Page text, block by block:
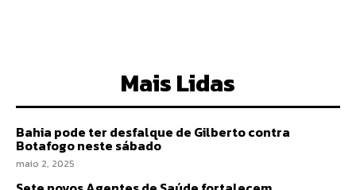
Mais Lidas
Bahia pode ter desfalque de Gilberto contra
Botafogo neste sábado
maio 2, 2025